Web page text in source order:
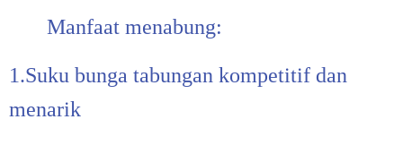
Manfaat menabung:
1.Suku bunga tabungan kompetitif dan
menarik